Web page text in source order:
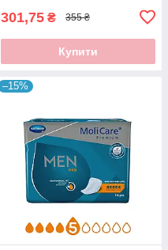
301,75 ₴ 355 ₴
Купити
–15%